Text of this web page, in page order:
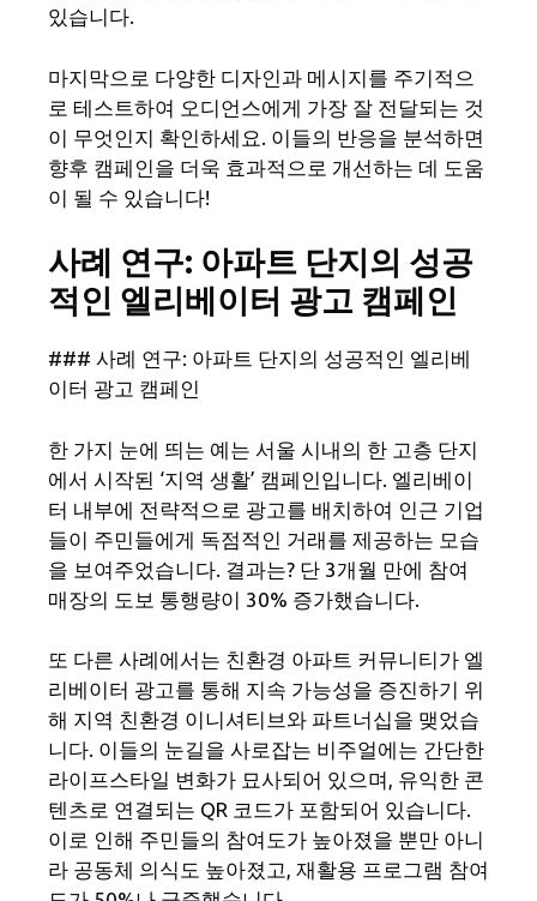
있습니다.
마지막으로 다양한 디자인과 메시지를 주기적으
로 테스트하여 오디언스에게 가장 잘 전달되는 것
이 무엇인지 확인하세요. 이들의 반응을 분석하면
향후 캠페인을 더욱 효과적으로 개선하는 데 도움
이 될 수 있습니다!
사례 연구: 아파트 단지의 성공
적인 엘리베이터 광고 캠페인
### 사례 연구: 아파트 단지의 성공적인 엘리베
이터 광고 캠페인
한 가지 눈에 띄는 예는 서울 시내의 한 고층 단지
에서 시작된 ‘지역 생활’ 캠페인입니다. 엘리베이
터 내부에 전략적으로 광고를 배치하여 인근 기업
들이 주민들에게 독점적인 거래를 제공하는 모습
을 보여주었습니다. 결과는? 단 3개월 만에 참여
매장의 도보 통행량이 30% 증가했습니다.
또 다른 사례에서는 친환경 아파트 커뮤니티가 엘
리베이터 광고를 통해 지속 가능성을 증진하기 위
해 지역 친환경 이니셔티브와 파트너십을 맺었습
니다. 이들의 눈길을 사로잡는 비주얼에는 간단한
라이프스타일 변화가 묘사되어 있으며, 유익한 콘
텐츠로 연결되는 QR 코드가 포함되어 있습니다.
이로 인해 주민들의 참여도가 높아졌을 뿐만 아니
라 공동체 의식도 높아졌고, 재활용 프로그램 참여